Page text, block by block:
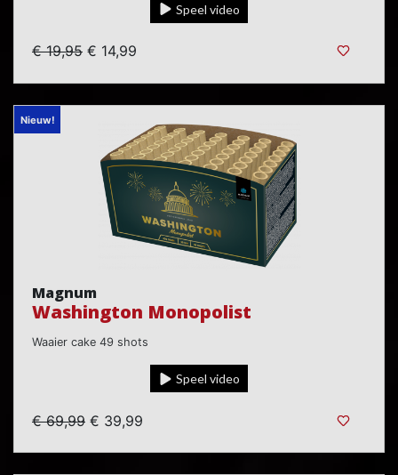
Speel video
€ 19,95 € 14,99
Nieuw!
Magnum
Washington Monopolist
Waaier cake 49 shots
Speel video
€ 69,99 € 39,99